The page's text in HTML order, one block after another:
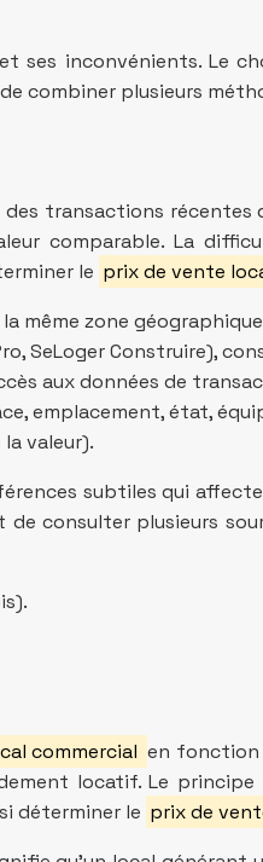
ses inconvénients. Le
combiner plusieurs
des transactions récentes
comparable. La
le prix de vente
même zone
SeLoger Construire),
aux données de
emplacement, état,
valeur).
subtiles qui
consulter plusieurs
commercial en fonction
locatif. Le
déterminer le prix de